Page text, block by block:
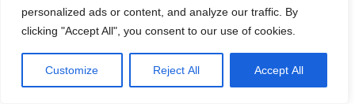
personalized ads or content, and analyze our traffic. By
clicking "Accept All", you consent to our use of cookies.
Customize Reject All Accept All